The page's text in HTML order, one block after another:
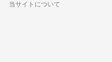
当サイトについて